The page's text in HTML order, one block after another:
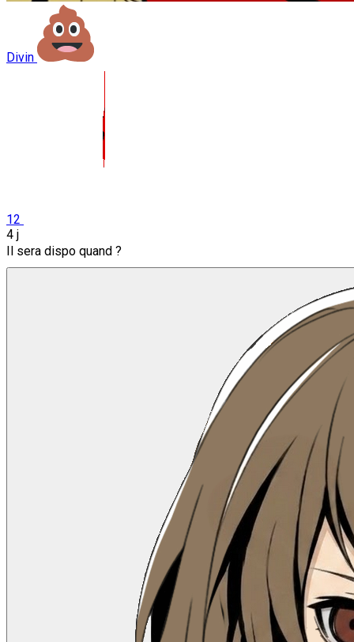
Divin
12
4 j
Il sera dispo quand ?